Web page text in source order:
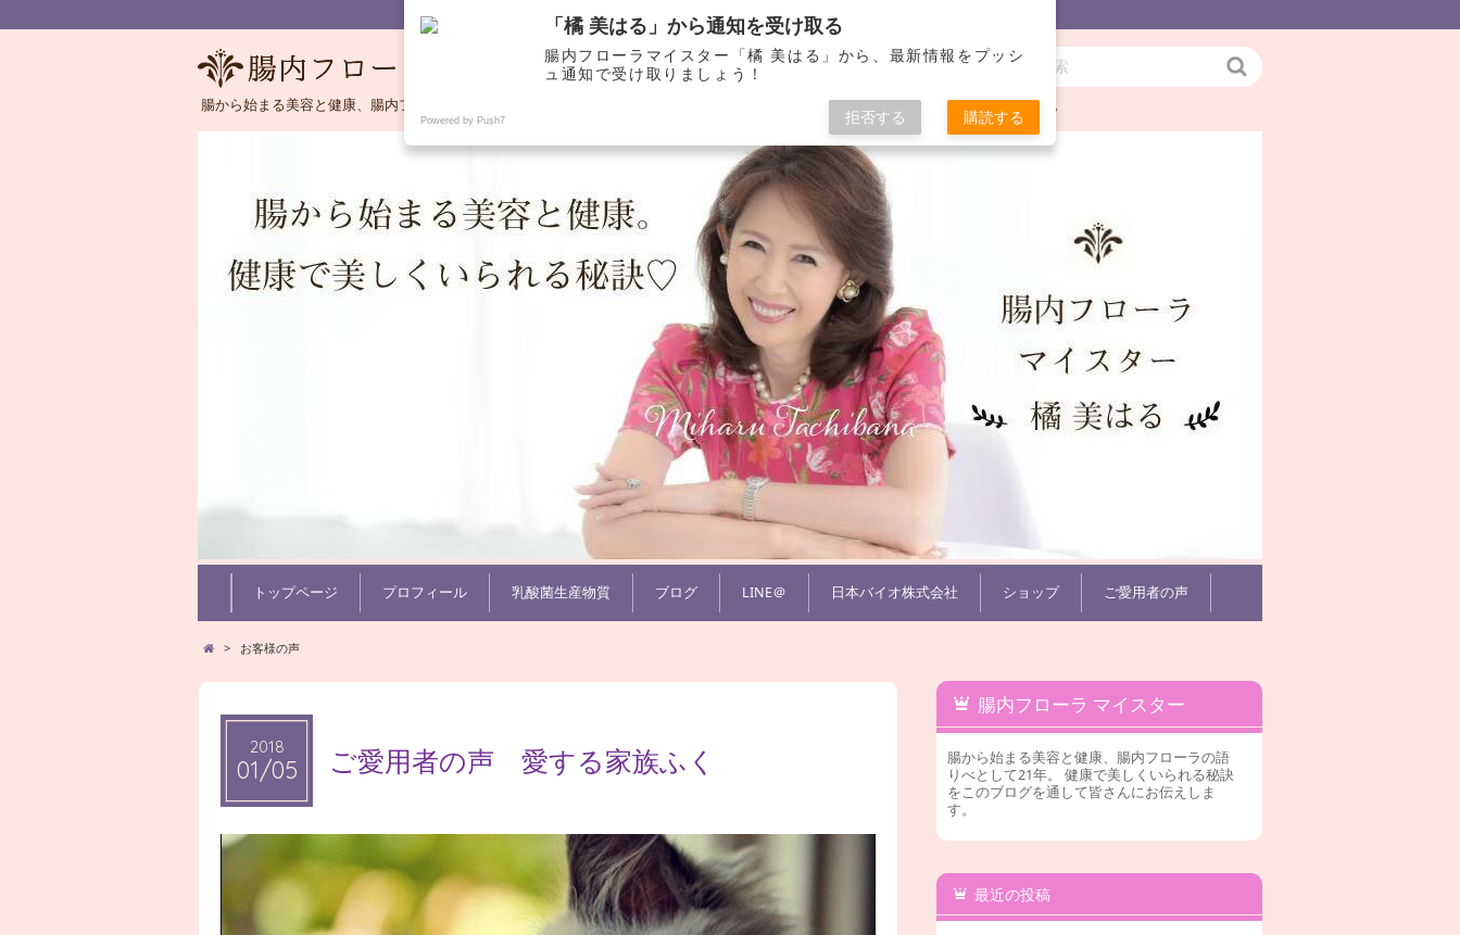
腸から始まる美容と健康、腸内フローラの語りべとして21年。 健康で美しくいられる秘訣をこのブログを通して皆さんにお伝えします。
索
トップページ プロフィール 乳酸菌生産物質 ブログ LINE＠ 日本バイオ株式会社 ショップ ご愛用者の声
> お客様の声
2018
01/05
2018
01/05 ご愛用者の声 愛する家族ふく
腸内フローラ マイスター
腸から始まる美容と健康、腸内フローラの語
りべとして21年。 健康で美しくいられる秘訣
をこのブログを通して皆さんにお伝えしま
す。
最近の投稿
「橘 美はる」から通知を受け取る
腸内フローラマイスター「橘 美はる」から、最新情報をプッシ
ュ通知で受け取りましょう！
Powered by Push7 拒否する 購読する